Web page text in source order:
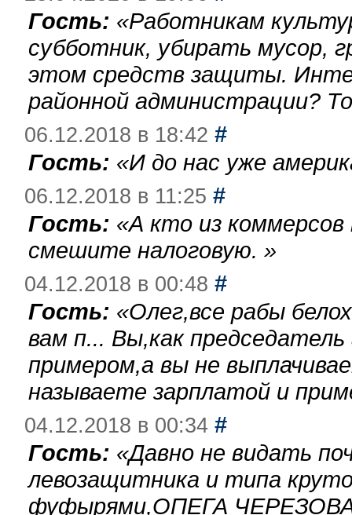
Гость: «Работникам
субботник, убирать мусор,
этом средств защиты.
районной администрации?
06.12.2018 в 18:42 #
Гость: «И до нас уже
06.12.2018 в 11:25 #
Гость: «А кто из
смешите налоговую. »
04.12.2018 в 00:48 #
Гость: «Олег,все рабы
вам п... Вы,как
примером,а вы не
называете зарплатой и
04.12.2018 в 00:34 #
Гость: «Давно не видать
левозащитника и типа
фуфырями,ОПЕГА